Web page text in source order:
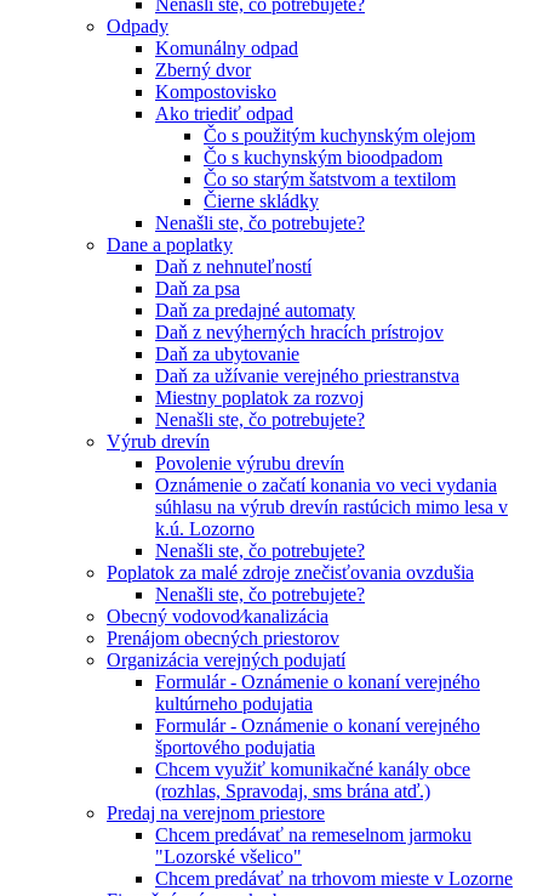
Nenašli ste, čo potrebujete?
Odpady
Komunálny odpad
Zberný dvor
Kompostovisko
Ako triediť odpad
Čo s použitým kuchynským olejom
Čo s kuchynským bioodpadom
Čo so starým šatstvom a textilom
Čierne skládky
Nenašli ste, čo potrebujete?
Dane a poplatky
Daň z nehnuteľností
Daň za psa
Daň za predajné automaty
Daň z nevýherných hracích prístrojov
Daň za ubytovanie
Daň za užívanie verejného priestranstva
Miestny poplatok za rozvoj
Nenašli ste, čo potrebujete?
Výrub drevín
Povolenie výrubu drevín
Oznámenie o začatí konania vo veci vydania
súhlasu na výrub drevín rastúcich mimo lesa v
k.ú. Lozorno
Nenašli ste, čo potrebujete?
Poplatok za malé zdroje znečisťovania ovzdušia
Nenašli ste, čo potrebujete?
Obecný vodovod⁄kanalizácia
Prenájom obecných priestorov
Organizácia verejných podujatí
Formulár - Oznámenie o konaní verejného
kultúrneho podujatia
Formulár - Oznámenie o konaní verejného
športového podujatia
Chcem využiť komunikačné kanály obce
(rozhlas, Spravodaj, sms brána atď.)
Predaj na verejnom priestore
Chcem predávať na remeselnom jarmoku
"Lozorské všelico"
Chcem predávať na trhovom mieste v Lozorne